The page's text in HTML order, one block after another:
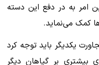
امر به در دفع این دسته
کمک می‌نماید.
یکدیگر باید توجه کرد
بیشتری بر گیاهان دیگر